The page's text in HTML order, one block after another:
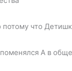
что
А в